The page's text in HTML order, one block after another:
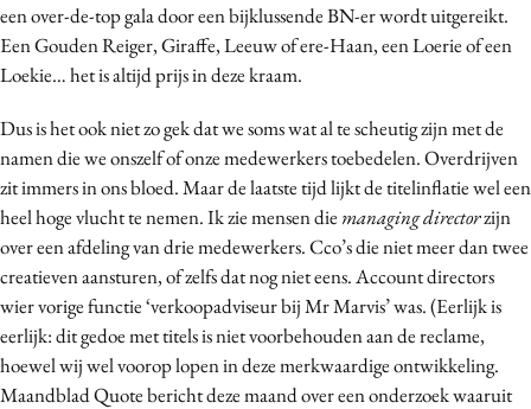
een over-de-top gala door een bijklussende BN-er wordt uitgereikt.
Een Gouden Reiger, Giraffe, Leeuw of ere-Haan, een Loerie of een
Loekie… het is altijd prijs in deze kraam.
Dus is het ook niet zo gek dat we soms wat al te scheutig zijn met de
namen die we onszelf of onze medewerkers toebedelen. Overdrijven
zit immers in ons bloed. Maar de laatste tijd lijkt de titelinflatie wel een
heel hoge vlucht te nemen. Ik zie mensen die managing directorzijn
over een afdeling van drie medewerkers. Cco’s die niet meer dan twee
creatieven aansturen, of zelfs dat nog niet eens. Account directors
wier vorige functie ‘verkoopadviseur bij Mr Marvis’ was. (Eerlijk is
eerlijk: dit gedoe met titels is niet voorbehouden aan de reclame,
hoewel wij wel voorop lopen in deze merkwaardige ontwikkeling.
Maandblad Quote bericht deze maand over een onderzoek waaruit